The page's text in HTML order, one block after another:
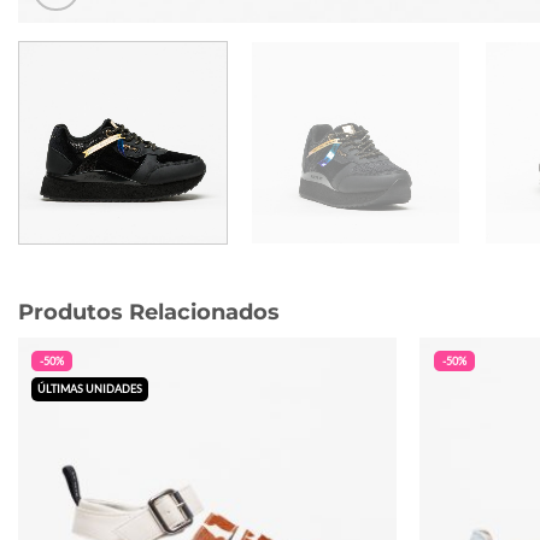
Produtos Relacionados
-50%
ÚLTIMAS UNIDADES
-50%